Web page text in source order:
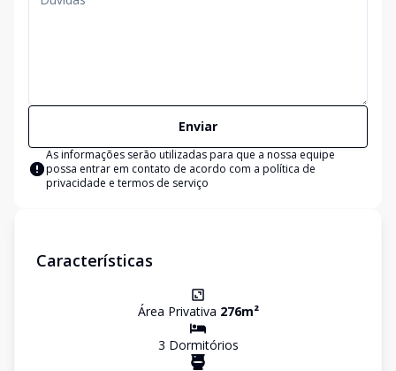
Enviar
As informações serão utilizadas para que a nossa equipe
possa entrar em contato de acordo com a política de
privacidade e termos de serviço
Características
Área Privativa 276m²
3 Dormitórios